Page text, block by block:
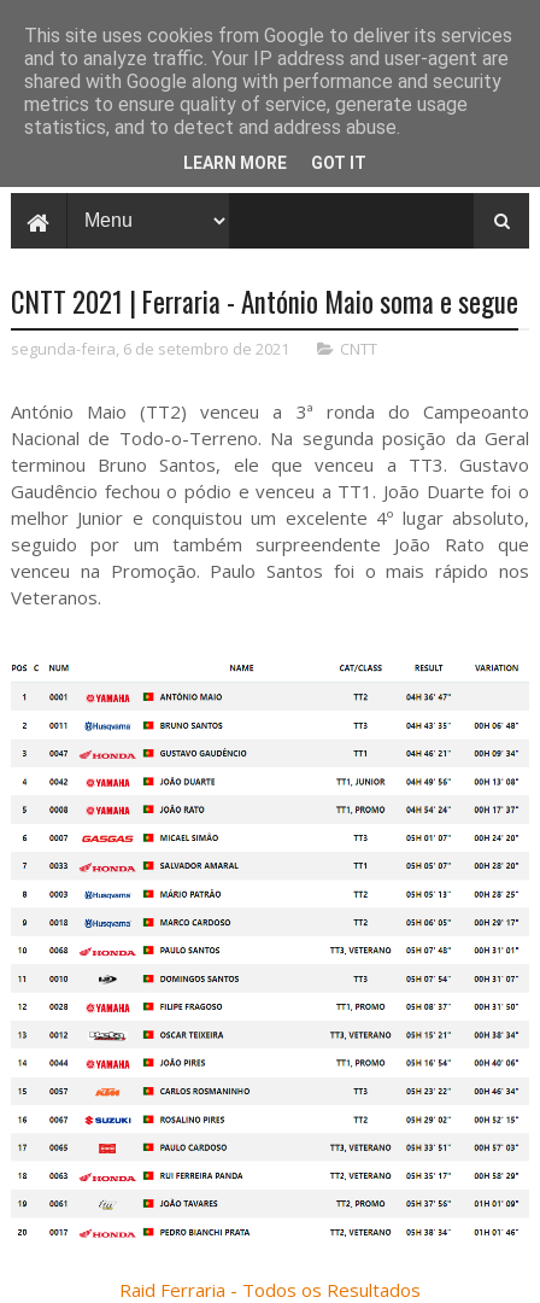
CNTT 2021 | Ferraria - António Maio soma e segue
segunda-feira, 6 de setembro de 2021 CNTT
António Maio (TT2) venceu a 3ª ronda do Campeoanto
Nacional de Todo-o-Terreno. Na segunda posição da Geral
terminou Bruno Santos, ele que venceu a TT3. Gustavo
Gaudêncio fechou o pódio e venceu a TT1. João Duarte foi o
melhor Junior e conquistou um excelente 4º lugar absoluto,
seguido por um também surpreendente João Rato que
venceu na Promoção. Paulo Santos foi o mais rápido nos
Veteranos.
Raid Ferraria - Todos os Resultados
This site uses cookies from Google to deliver its services
and to analyze traffic. Your IP address and user-agent are
shared with Google along with performance and security
metrics to ensure quality of service, generate usage
statistics, and to detect and address abuse.
LEARN MORE GOT IT